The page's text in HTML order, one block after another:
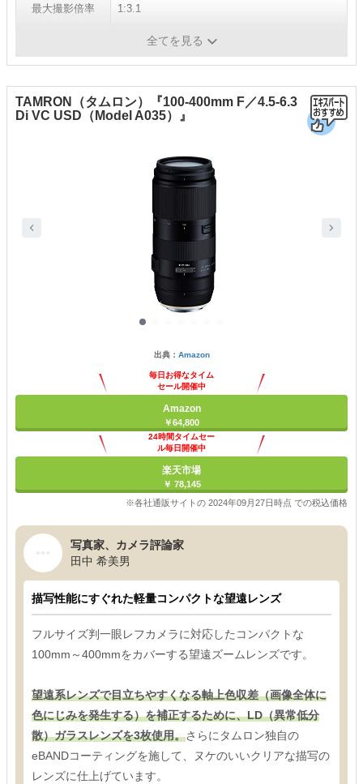
最大撮影倍率 1:3.1
全てを見る
TAMRON（タムロン）『100-400mm F／4.5-6.3
Di VC USD（Model A035）』
出典： Amazon
毎日お得なタイム
セール開催中
Amazon
￥64,800
24時間タイムセー
ル毎日開催中
楽天市場
￥ 78,145
※各社通販サイトの 2024年09月27日時点 での税込価格
写真家、カメラ評論家
田中 希美男
描写性能にすぐれた軽量コンパクトな望遠レンズ
フルサイズ判一眼レフカメラに対応したコンパクトな
100mm～400mmをカバーする望遠ズームレンズです。
望遠系レンズで目立ちやすくなる軸上色収差（画像全体に
色にじみを発生する）を補正するために、LD（異常低分
散）ガラスレンズを3枚使用。さらにタムロン独自の
eBANDコーティングを施して、ヌケのいいクリアな描写の
レンズに仕上げています。